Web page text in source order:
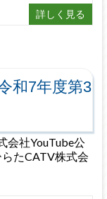
詳しく見る
和7年度第3
会社YouTube公
たCATV株式会